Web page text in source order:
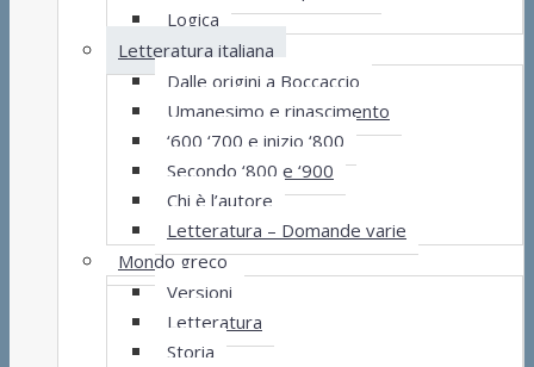
Logica
Letteratura italiana
Dalle origini a Boccaccio
Umanesimo e rinascimento
‘600 ‘700 e inizio ‘800
Secondo ‘800 e ‘900
Chi è l’autore
Letteratura – Domande varie
Mondo greco
Versioni
Letteratura
Storia